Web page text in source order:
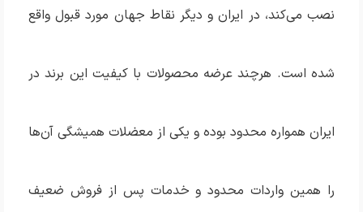
نصب می‌کند، در ایران و دیگر نقاط جهان مورد قبول واقع
شده است. هرچند عرضه محصولات با کیفیت این برند در
ایران همواره محدود بوده و یکی از معضلات همیشگی آن‌ها
را همین واردات محدود و خدمات پس از فروش ضعیف